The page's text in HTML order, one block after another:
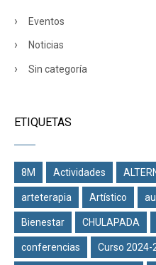
Eventos
Noticias
Sin categoría
ETIQUETAS
8M Actividades
arteterapia Artístico
Bienestar CHULAPADA
conferencias Curso 2024-